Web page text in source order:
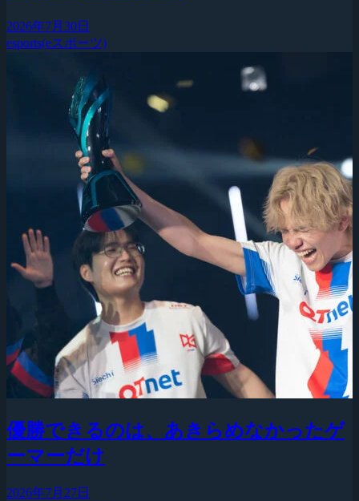
2026年7月30日
esports(eスポーツ)
優勝できるのは、あきらめなかったゲ
ーマーだけ
2026年7月27日